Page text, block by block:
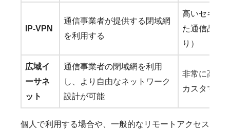
IP-VPN
通信事業者が提供する閉域網
を利用する
高いセキュ
た通信品質
り）
広域イ
ーサネ
ット
通信事業者の閉域網を利用
し、より自由なネットワーク
設計が可能
非常に高い
カスタマイ
個人で利用する場合や、一般的なリモートアクセス